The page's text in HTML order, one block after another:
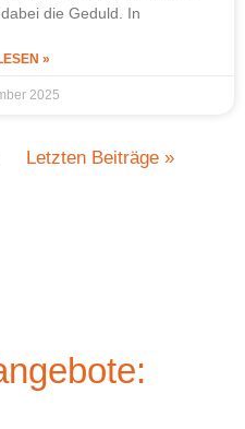
die Geduld. In
»
2025
Letzten Beiträge »